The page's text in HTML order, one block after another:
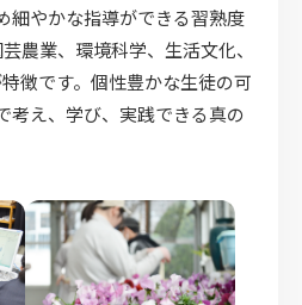
細やかな指導ができる習熟度
農業、環境科学、生活文化、
徴です。個性豊かな生徒の可
考え、学び、実践できる真の